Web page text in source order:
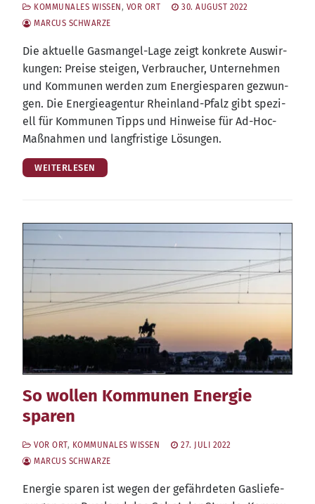
KOMMUNALES WISSEN, VOR ORT
30. AUGUST 2022
MARCUS SCHWARZE
Die aktu­el­le Gas­man­gel-Lage zeigt kon­kre­te Aus­wir­
kun­gen: Prei­se stei­gen, Ver­brau­cher, Unter­neh­men
und Kom­mu­nen wer­den zum Ener­gie­spa­ren gezwun­
gen. Die Ener­gie­agen­tur Rhein­land-Pfalz gibt spe­zi­
ell für Kom­mu­nen Tipps und Hin­wei­se für Ad-Hoc-
Maß­nah­men und lang­fris­ti­ge Lösungen.
WEITERLESEN
So wollen Kommunen Energie
sparen
VOR ORT, KOMMUNALES WISSEN
27. JULI 2022
MARCUS SCHWARZE
Ener­gie spa­ren ist wegen der gefähr­de­ten Gas­lie­fe­